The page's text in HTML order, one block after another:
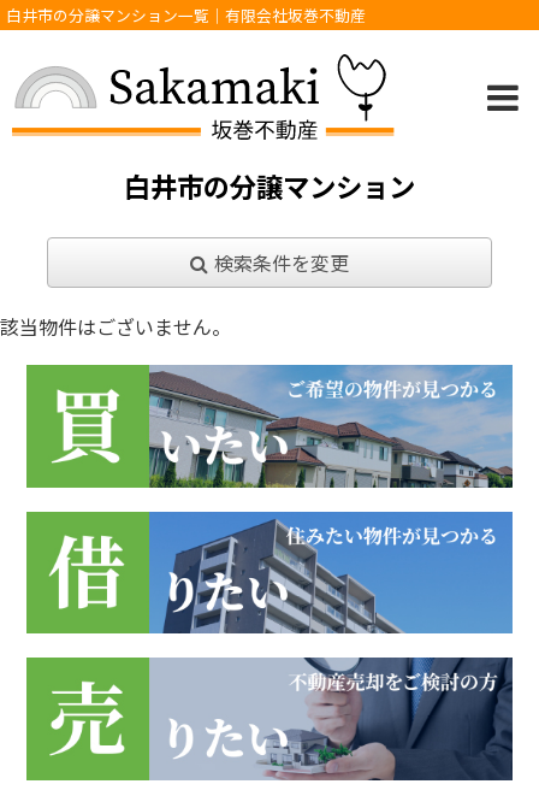
白井市の分譲マンション一覧｜有限会社坂巻不動産
白井市の分譲マンション
検索条件を変更
該当物件はございません。